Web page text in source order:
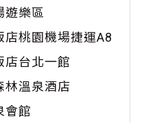
遊樂區
店桃園機場捷運A8
店台北一館
林溫泉酒店
會館